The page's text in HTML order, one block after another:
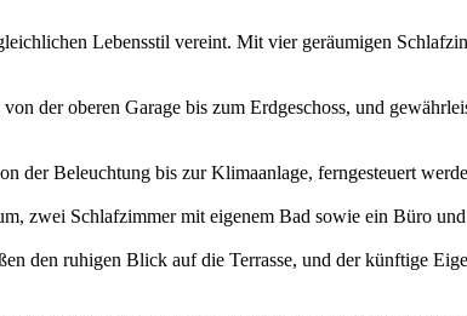
Lebensstil vereint. Mit vier geräumigen
der oberen Garage bis zum Erdgeschoss, und
der Beleuchtung bis zur Klimaanlage, ferngesteuert
zwei Schlafzimmer mit eigenem Bad sowie ein Büro
den ruhigen Blick auf die Terrasse, und der künftige